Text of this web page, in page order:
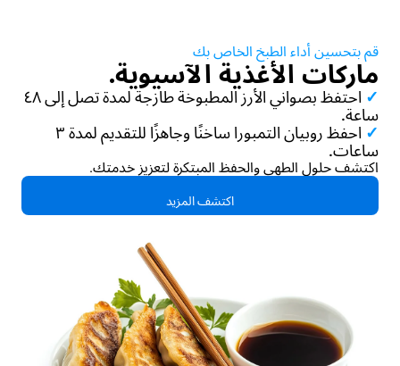
قم بتحسين أداء الطبخ الخاص بك
ماركات الأغذية الآسيوية.
✓
احتفظ بصواني الأرز المطبوخة طازجة لمدة تصل إلى ٤٨
ساعة.
✓
احفظ روبيان التمبورا ساخنًا وجاهزًا للتقديم لمدة ٣
ساعات.
اكتشف حلول الطهي والحفظ المبتكرة لتعزيز خدمتك.
اكتشف المزيد